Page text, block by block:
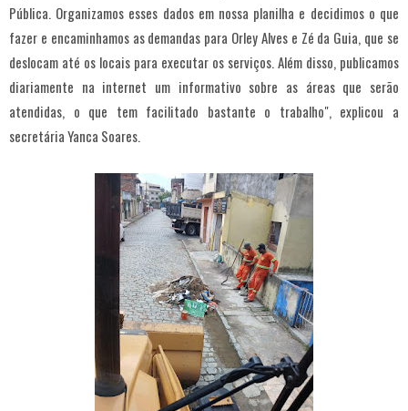
Pública. Organizamos esses dados em nossa planilha e decidimos o que
fazer e encaminhamos as demandas para Orley Alves e Zé da Guia, que se
deslocam até os locais para executar os serviços. Além disso, publicamos
diariamente na internet um informativo sobre as áreas que serão
atendidas, o que tem facilitado bastante o trabalho", explicou a
secretária Yanca Soares.